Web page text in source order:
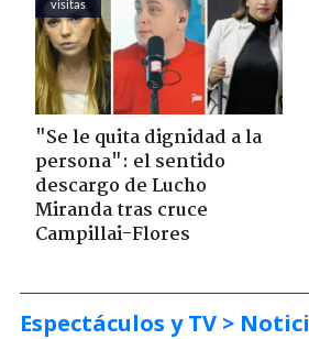
visitas
"Se le quita dignidad a la
persona": el sentido
descargo de Lucho
Miranda tras cruce
Campillai-Flores
Espectáculos y TV >